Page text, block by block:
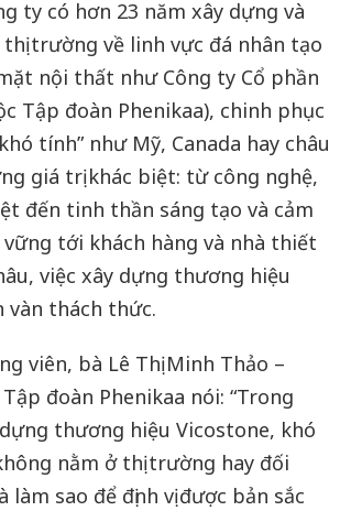
ty có hơn 23 năm xây dựng và
trường về linh vực đá nhân tạo
nội thất như Công ty Cổ phần
Tập đoàn Phenikaa), chinh phục
tính” như Mỹ, Canada hay châu
giá trị khác biệt: từ công nghệ,
đến tinh thần sáng tạo và cảm
tới khách hàng và nhà thiết
việc xây dựng thương hiệu
vàn thách thức.
viên, bà Lê Thị Minh Thảo –
đoàn Phenikaa nói: “Trong
thương hiệu Vicostone, khó
nằm ở thị trường hay đối
làm sao để định vị được bản sắc